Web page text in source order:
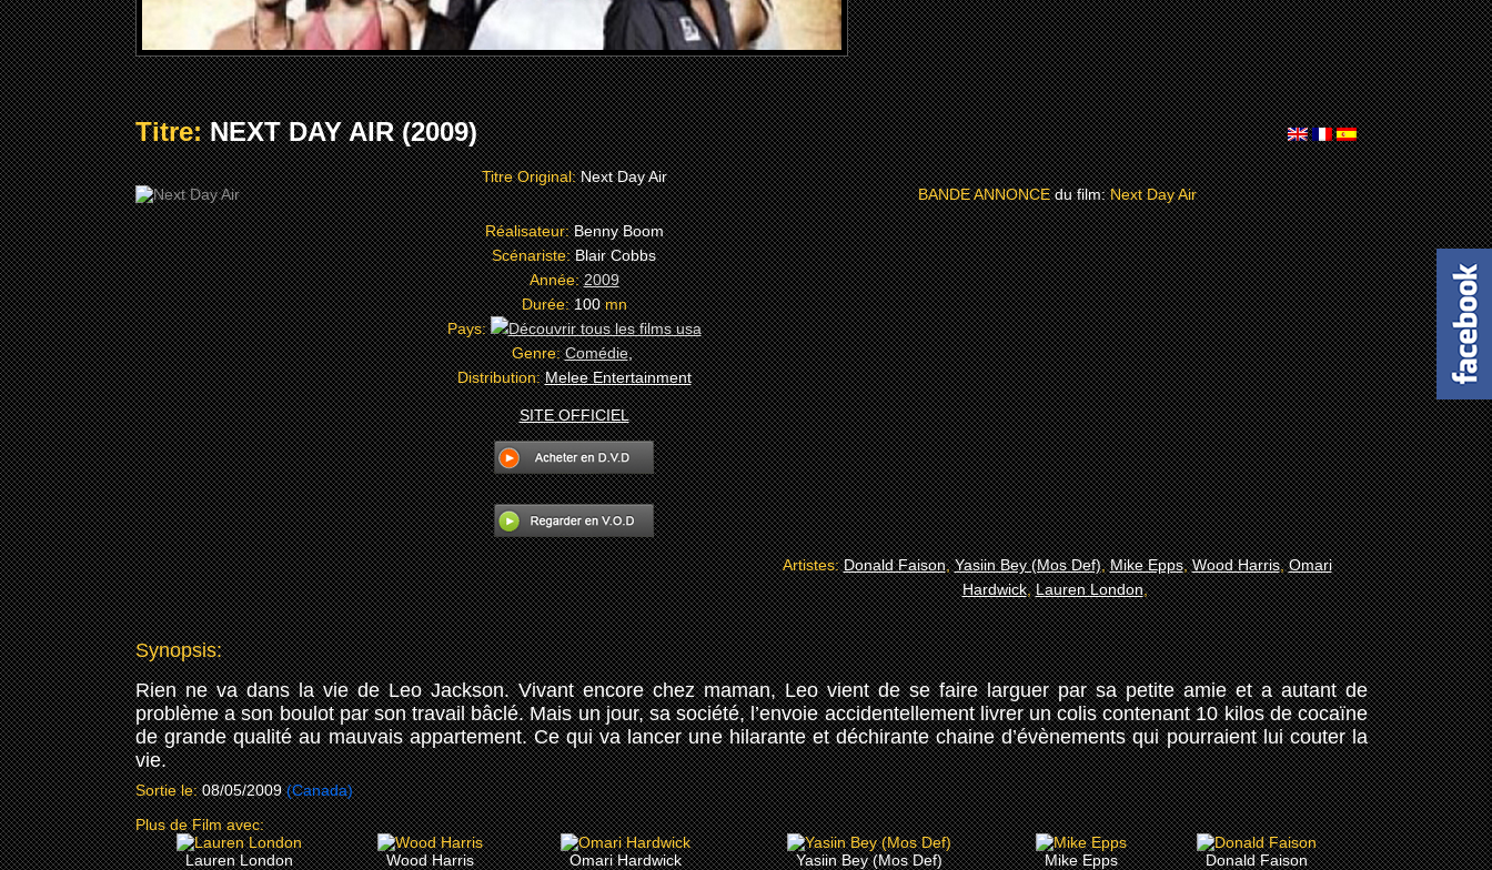
Titre:NEXT DAY AIR (2009)
Titre Original:Next Day Air
Réalisateur:Benny Boom
Scénariste:Blair Cobbs
Année:2009
Durée:100mn
Pays:
Genre:Comédie,
Distribution:Melee Entertainment
SITE OFFICIEL
BANDE ANNONCE du film: Next Day Air
Artistes:Donald Faison,Yasiin Bey (Mos Def),Mike Epps,Wood Harris,Omari
Hardwick,Lauren London,
Synopsis:
Rien ne va dans la vie de Leo Jackson. Vivant encore chez maman, Leo vient de se faire larguer par sa petite amie et a autant de
problème a son boulot par son travail bâclé. Mais un jour, sa société, l’envoie accidentellement livrer un colis contenant 10 kilos de cocaïne
de grande qualité au mauvais appartement. Ce qui va lancer une hilarante et déchirante chaine d’évènements qui pourraient lui couter la
vie.
Sortie le: 08/05/2009 (Canada)
Plus de Film avec:
Lauren London
Wood Harris Omari Hardwick Yasiin Bey (Mos Def) Mike Epps Donald Faison